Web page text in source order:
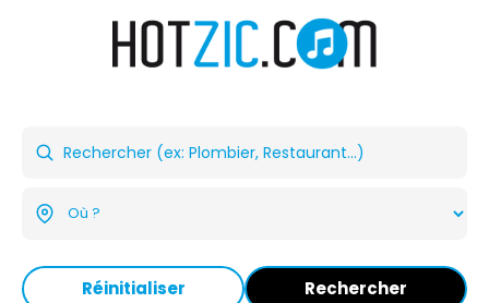
Réinitialiser Rechercher